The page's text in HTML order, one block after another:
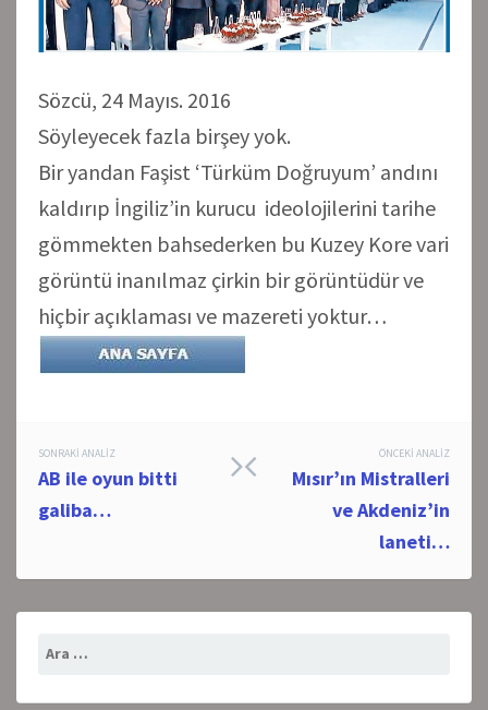
Sözcü, 24 Mayıs. 2016
Söyleyecek fazla birşey yok.
Bir yandan Faşist ‘Türküm Doğruyum’ andını
kaldırıp İngiliz’in kurucu ideolojilerini tarihe
gömmekten bahsederken bu Kuzey Kore vari
görüntü inanılmaz çirkin bir görüntüdür ve
hiçbir açıklaması ve mazereti yoktur…
Post
navigation
ÖNCEKI ANALIZ
Mısır’ın Mistralleri
ve Akdeniz’in
laneti…
SONRAKI ANALIZ
AB ile oyun bitti
galiba…
Arama: